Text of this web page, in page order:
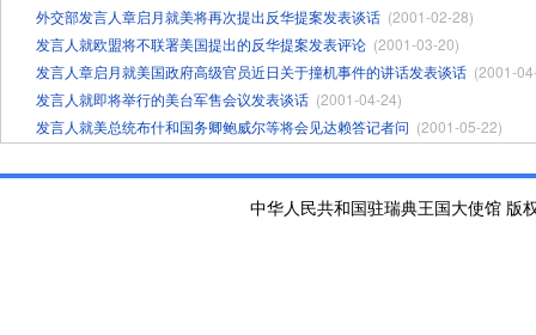
外交部发言人章启月就美将再次提出反华提案发表谈话 (2001-02-28)
发言人就欧盟将不联署美国提出的反华提案发表评论 (2001-03-20)
发言人章启月就美国政府高级官员近日关于撞机事件的讲话发表谈话 (2001-
发言人就即将举行的美台军售会议发表谈话 (2001-04-24)
发言人就美总统布什和国务卿鲍威尔等将会见达赖答记者问 (2001-05-22)
中华人民共和国驻瑞典王国大使馆 版